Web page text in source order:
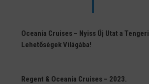
Oceania Cruises – Nyiss Új Utat a Tengeri
Lehetőségek Világába!
Regent & Oceania Cruises – 2023.